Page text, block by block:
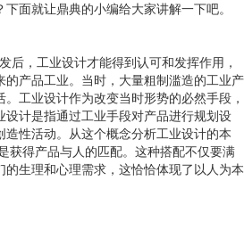
面就让鼎典的小编给大家讲解一下吧。
后，工业设计才能得到认可和发挥作用，
产品工业。当时，大量粗制滥造的工业产
工业设计作为改变当时形势的必然手段，
计是指通过工业手段对产品进行规划设
性活动。从这个概念分析工业设计的本
获得产品与人的匹配。这种搭配不仅要满
生理和心理需求，这恰恰体现了以人为本